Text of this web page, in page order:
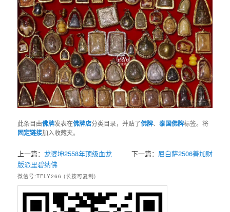
此条目由佛牌发表在佛牌店分类目录，并贴了佛牌、泰国佛牌标签。将
固定链接加入收藏夹。
上一篇：龙婆坤2558年‭‮级顶‬‬血龙
版‭‮纳碧里派‬‬佛
下一篇： 屈白萨2506善加财
微信号:TFLY266 (长按可复制)